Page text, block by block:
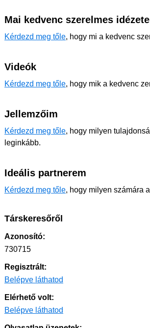
Mai kedvenc szerelmes
Kérdezd meg tőle, hogy mi a kedvenc
Videók
Kérdezd meg tőle, hogy mik a kedvenc
Jellemzőim
Kérdezd meg tőle, hogy milyen
leginkább.
Ideális partnerem
Kérdezd meg tőle, hogy milyen számára
Társkeresőről
Azonosító:
730715
Regisztrált:
Belépve láthatod
Elérhető volt:
Belépve láthatod